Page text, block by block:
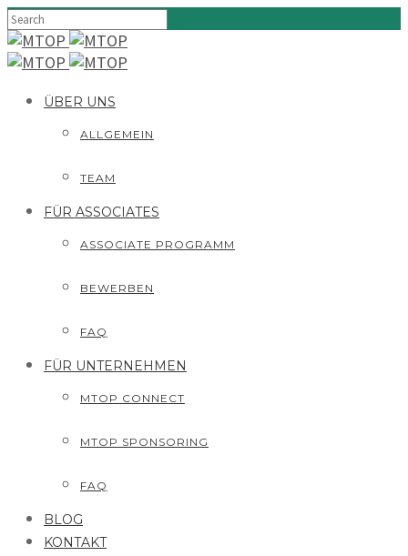
ÜBER UNS
ALLGEMEIN
TEAM
FÜR ASSOCIATES
ASSOCIATE PROGRAMM
BEWERBEN
FAQ
FÜR UNTERNEHMEN
MTOP CONNECT
MTOP SPONSORING
FAQ
BLOG
KONTAKT